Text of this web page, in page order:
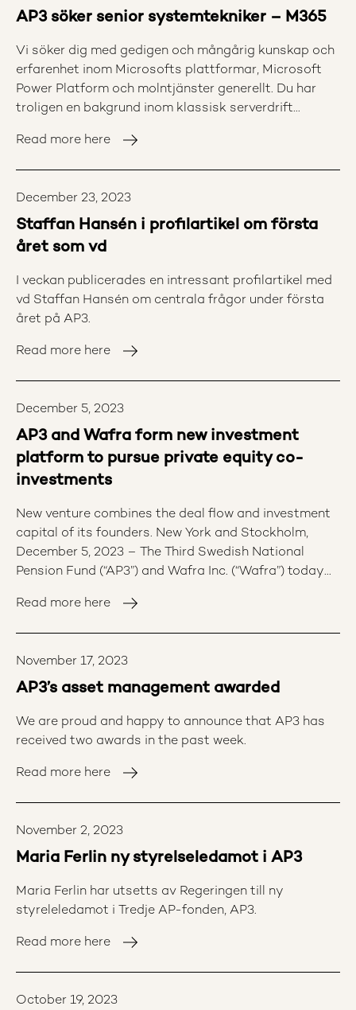
AP3 söker senior systemtekniker – M365
Vi söker dig med gedigen och mångårig kunskap och
erfarenhet inom Microsofts plattformar, Microsoft
Power Platform och molntjänster generellt. Du har
troligen en bakgrund inom klassisk serverdrift
molntjänster i allmänhet och Microsoft Azure &
Read more here
December 23, 2023
Staffan Hansén i profilartikel om första
året som vd
I veckan publicerades en intressant profilartikel med
vd Staffan Hansén om centrala frågor under första
året på AP3.
Read more here
December 5, 2023
AP3 and Wafra form new investment
platform to pursue private equity co-
investments
New venture combines the deal flow and investment
capital of its founders. New York and Stockholm,
December 5, 2023 – The Third Swedish National
Pension Fund (“AP3”) and Wafra Inc. (“Wafra”) today
called Covalent.
Read more here
November 17, 2023
AP3’s asset management awarded
We are proud and happy to announce that AP3 has
received two awards in the past week.
Read more here
November 2, 2023
Maria Ferlin ny styrelseledamot i AP3
Maria Ferlin har utsetts av Regeringen till ny
styreleledamot i Tredje AP-fonden, AP3.
Read more here
October 19, 2023